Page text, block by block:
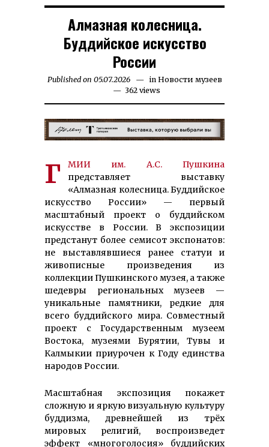
Алмазная колесница.
Буддийское искусство
России
Published on 05.07.202606.07.2026
in Новости музеев
362 views
ГМИИ им. А.С. Пуш­ки­на
представляет выставку
«Алмазная колесница. Буддийское
искусство России» — первый
масштабный проект о буддийском
искусстве в России. В экспозиции
предстанут более семисот экспонатов:
не выставлявшиеся ранее статуи и
живописные произведения из
коллекции Пушкинского музея, а также
шедевры региональных музеев —
уникальные памятники, редкие для
всего буддийского мира. Совместный
проект с Государственным музеем
Востока, музеями Бурятии, Тувы и
Калмыкии приурочен к Году единства
народов России.
Масштабная экспозиция покажет
сложную и яркую визуальную культуру
буддизма, древнейшей из трёх
мировых религий, воспроизведет
эффект «многоголосия» буддийских